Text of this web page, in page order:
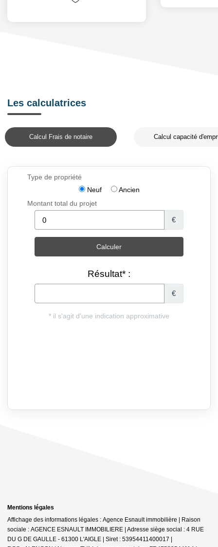
Les calculatrices
Calcul Frais de notaire Calcul capacité
Mentions légales
Affichage des informations légales : Agence Esnault immobilière | Raison
sociale : AGENCE ESNAULT IMMOBILIERE | Adresse siège social : 4 RUE
DU G DE GAULLE - 61300 L'AIGLE | Siret : 53954411400017 |